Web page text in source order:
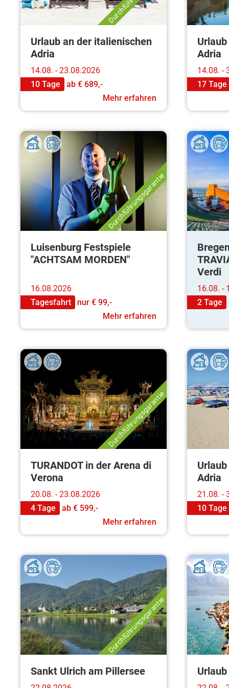
Urlaub an der italienischen
Adria
14.08. - 23.08.2026
10 Tage
ab € 689,-
Mehr erfahren
Adria
14.08. -
17 Tage
Durchführungsgarantie
Luisenburg Festspiele
"ACHTSAM MORDEN"
16.08.2026
Tagesfahrt
nur € 99,-
Mehr erfahren
Verdi
16.08. -
2 Tage
Durchführungsgarantie
TURANDOT in der Arena di
Verona
20.08. - 23.08.2026
4 Tage
ab € 599,-
Mehr erfahren
Adria
21.08. -
10 Tage
Durchführungsgarantie
Sankt Ulrich am Pillersee